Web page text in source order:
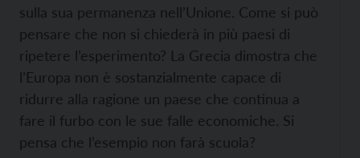
sulla sua permanenza nell’Unione. Come si può
pensare che non si chiederà in più paesi di
ripetere l’esperimento? La Grecia dimostra che
l’Europa non è sostanzialmente capace di
ridurre alla ragione un paese che continua a
fare il furbo con le sue falle economiche. Si
pensa che l’esempio non farà scuola?